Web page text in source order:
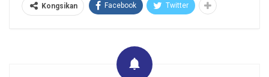
Kongsikan Facebook Twitter